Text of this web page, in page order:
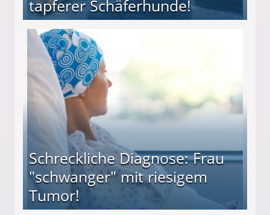
tapferer Schäferhunde!
Tod zweier tapferer Schäferhunde!
Schreckliche Diagnose: Frau
"schwanger" mit riesigem
Tumor!